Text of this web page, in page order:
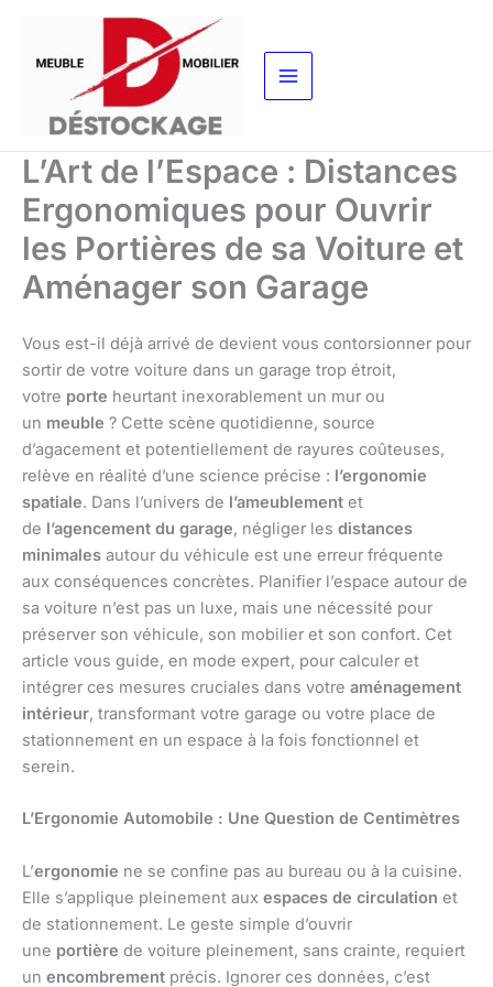
contenu
L’Art de l’Espace : Distances
Ergonomiques pour Ouvrir
les Portières de sa Voiture et
Aménager son Garage
Vous est-il déjà arrivé de devient vous contorsionner pour
sortir de votre voiture dans un garage trop étroit,
votre porte heurtant inexorablement un mur ou
un meuble ? Cette scène quotidienne, source
d’agacement et potentiellement de rayures coûteuses,
relève en réalité d’une science précise : l’ergonomie
spatiale. Dans l’univers de l’ameublement et
de l’agencement du garage, négliger les distances
minimales autour du véhicule est une erreur fréquente
aux conséquences concrètes. Planifier l’espace autour de
sa voiture n’est pas un luxe, mais une nécessité pour
préserver son véhicule, son mobilier et son confort. Cet
article vous guide, en mode expert, pour calculer et
intégrer ces mesures cruciales dans votre aménagement
intérieur, transformant votre garage ou votre place de
stationnement en un espace à la fois fonctionnel et
serein.
L’Ergonomie Automobile : Une Question de Centimètres
L’ergonomie ne se confine pas au bureau ou à la cuisine.
Elle s’applique pleinement aux espaces de circulation et
de stationnement. Le geste simple d’ouvrir
une portière de voiture pleinement, sans crainte, requiert
un encombrement précis. Ignorer ces données, c’est